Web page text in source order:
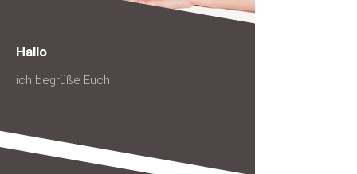
Hallo
ich begrüße Euch